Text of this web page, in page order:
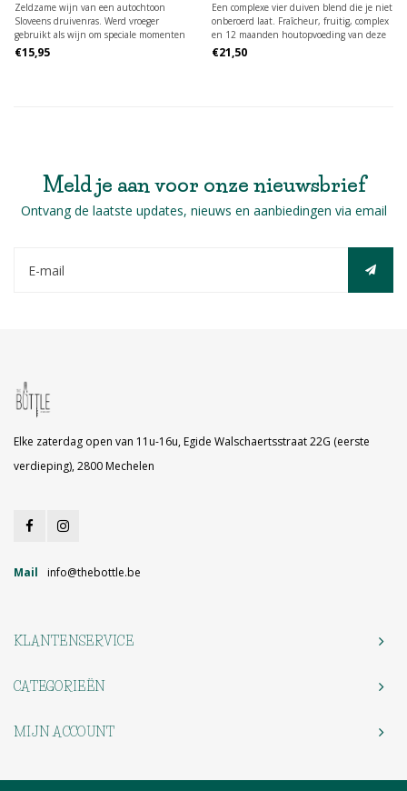
Zeldzame wijn van een autochtoon
Sloveens druivenras. Werd vroeger
gebruikt als wijn om speciale momenten
met vrienden en familie te vieren
€15,95
Een complexe vier duiven blend die je niet
onberoerd laat. Fraîcheur, fruitig, complex
en 12 maanden houtopvoeding van deze
topcuvee.
€21,50
Meld je aan voor onze nieuwsbrief
Ontvang de laatste updates, nieuws en aanbiedingen via email
Elke zaterdag open van 11u-16u, Egide Walschaertsstraat 22G (eerste
verdieping), 2800 Mechelen
Mail info@thebottle.be
KLANTENSERVICE
CATEGORIEËN
MIJN ACCOUNT